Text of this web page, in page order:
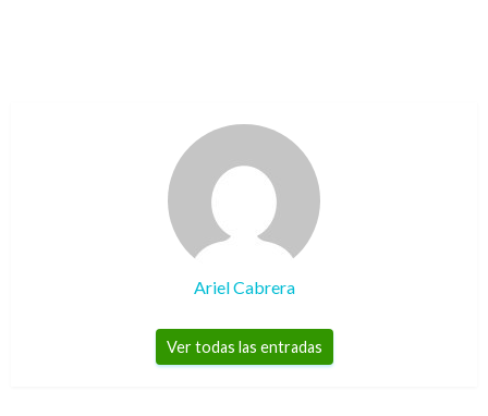
Ariel Cabrera
Ver todas las entradas